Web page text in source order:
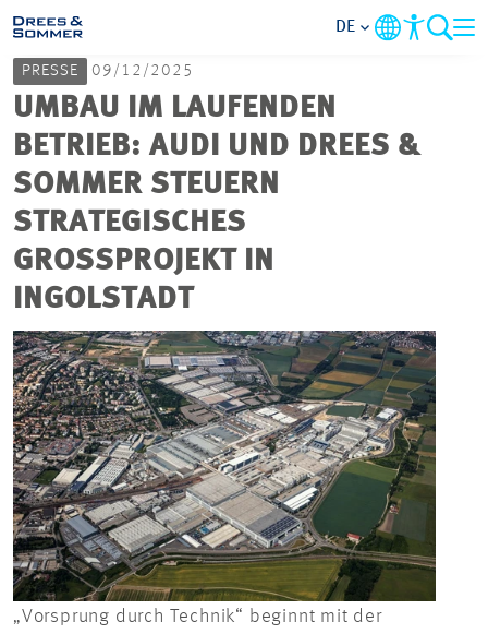
MARKETS
SERVICES
UNTERNEHMEN
KARRIERE
PROJEKTE
KONTAKT
DE
PRESSE 09/12/2025
UMBAU IM LAUFENDEN
BETRIEB: AUDI UND DREES &
SOMMER STEUERN
STRATEGISCHES
GROSSPROJEKT IN I
NGOLSTADT
„Vorsprung durch Technik“ beginnt mit der